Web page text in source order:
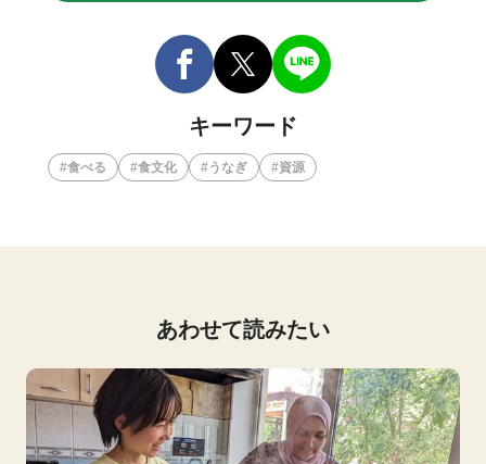
キーワード
食べる 食文化 うなぎ 資源
あわせて読みたい